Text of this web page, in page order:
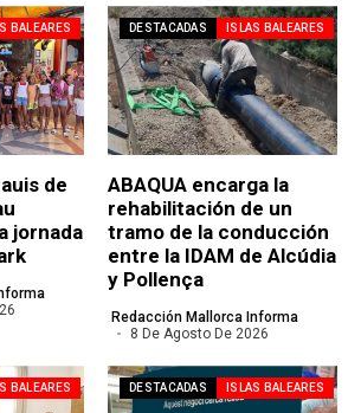
BALEARES
de
jornada
DESTACADAS ISLAS BALEARES
ABAQUA encarga la
rehabilitación de un
tramo de la conducción
entre la IDAM de Alcúdia
y Pollença
Redacción Mallorca Informa
8 De Agosto De 2026
BALEARES DESTACADAS ISLAS BALEARES